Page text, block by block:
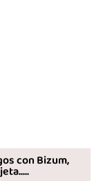
con Bizum,